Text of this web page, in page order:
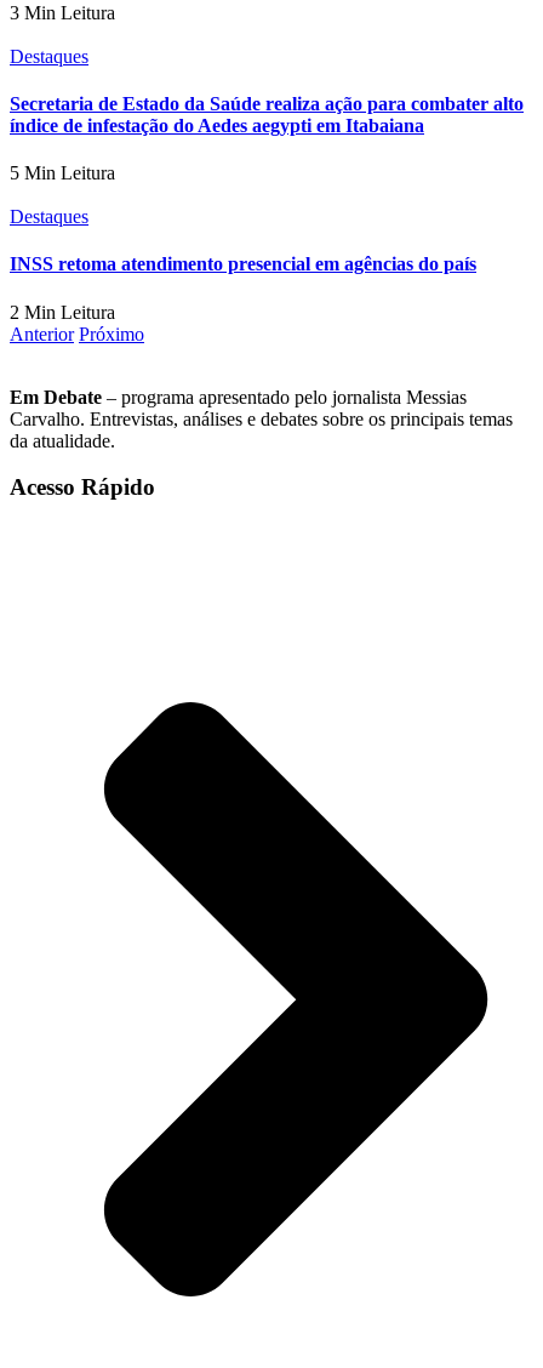
3 Min Leitura
Destaques
Secretaria de Estado da Saúde realiza ação para combater alto
índice de infestação do Aedes aegypti em Itabaiana
5 Min Leitura
Destaques
INSS retoma atendimento presencial em agências do país
2 Min Leitura
Anterior Próximo
Em Debate – programa apresentado pelo jornalista Messias
Carvalho. Entrevistas, análises e debates sobre os principais temas
da atualidade.
Acesso Rápido